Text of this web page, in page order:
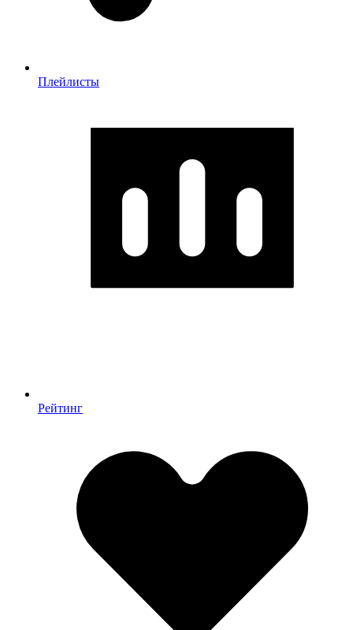
Плейлисты
Рейтинг